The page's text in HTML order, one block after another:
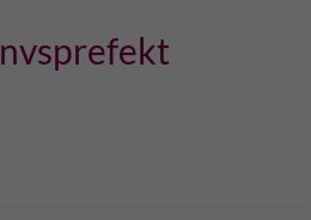
nvsprefekt